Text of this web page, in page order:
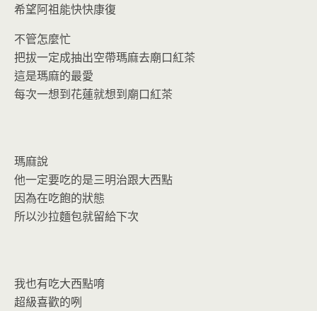
希望阿祖能快快康復
不管怎麼忙
把拔一定成抽出空帶瑪麻去廟口紅茶
這是瑪麻的最愛
每次一想到花蓮就想到廟口紅茶
瑪麻說
他一定要吃的是三明治跟大西點
因為在吃飽的狀態
所以沙拉麵包就留給下次
我也有吃大西點唷
超級喜歡的咧